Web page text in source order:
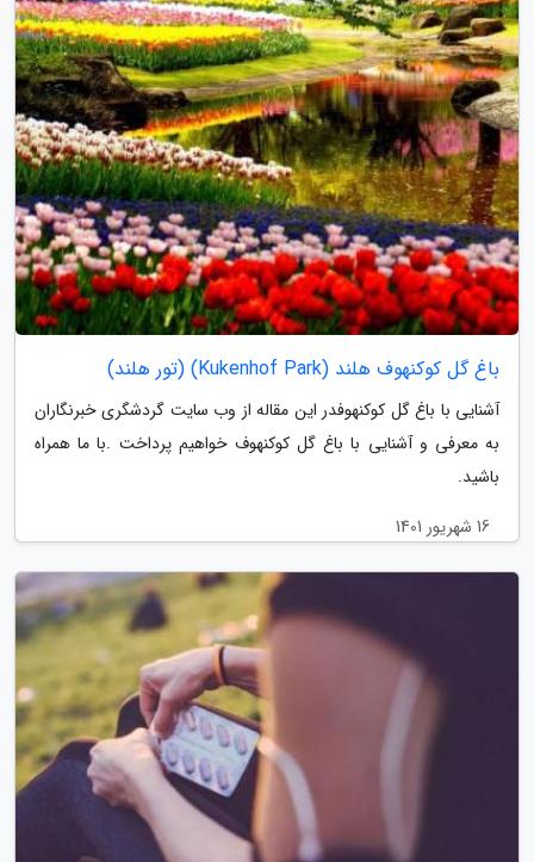
باغ گل کوکنهوف هلند (Kukenhof Park) (تور هلند)
آشنایی با باغ گل کوکنهوفدر این مقاله از وب سایت گردشگری خبرنگاران
به معرفی و آشنایی با باغ گل کوکنهوف خواهیم پرداخت .با ما همراه
باشید.
16 شهریور 1401